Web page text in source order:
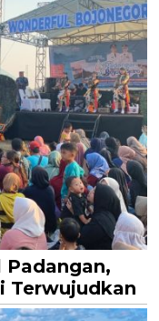
Terwujudkan